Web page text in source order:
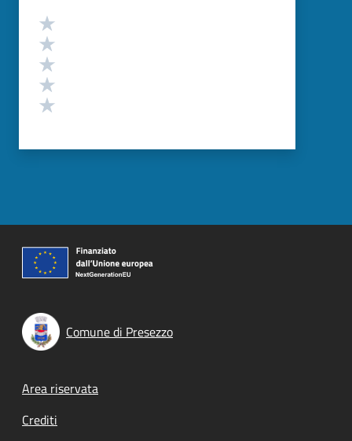
Valutazione
Comune di Presezzo
Footer menu
Area riservata
Crediti